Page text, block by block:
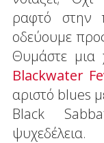
ραφτό στην
οδεύουμε
Θυμάστε μια
Blackwater
αριστό blues
Black
ψυχεδέλεια.